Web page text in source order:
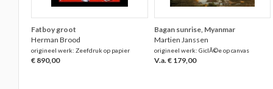
Fatboy groot
Herman Brood
origineel werk: Zeefdruk op papier
€ 890,00
Bagan sunrise, Myanmar
Martien Janssen
origineel werk: GiclÃ©e op canvas
V.a. € 179,00